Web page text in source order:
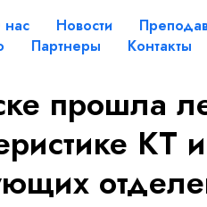
Новости
Партнеры Контакты
прошла
КТ